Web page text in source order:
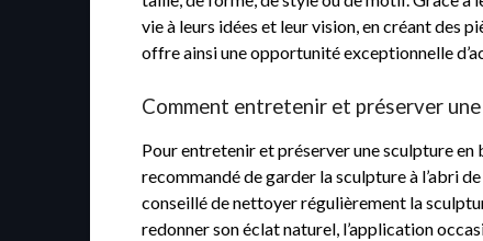
vie à leurs idées et leur vision, en créant des
offre ainsi une opportunité exceptionnelle
Comment entretenir et préserver
Pour entretenir et préserver une sculpture en
recommandé de garder la sculpture à l’abri
conseillé de nettoyer régulièrement la
redonner son éclat naturel, l’application